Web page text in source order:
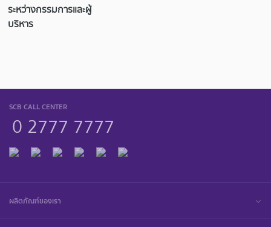
ระหว่างกรรมการและผู้
บริหาร
SCB CALL CENTER
0 2777 7777
ผลิตภัณฑ์ของเรา